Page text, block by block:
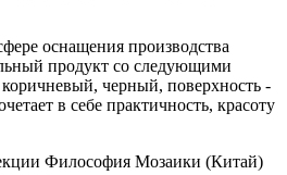
оснащения производства
продукт со следующими
черный, поверхность -
в себе практичность, красоту
Философия Мозаики (Китай)